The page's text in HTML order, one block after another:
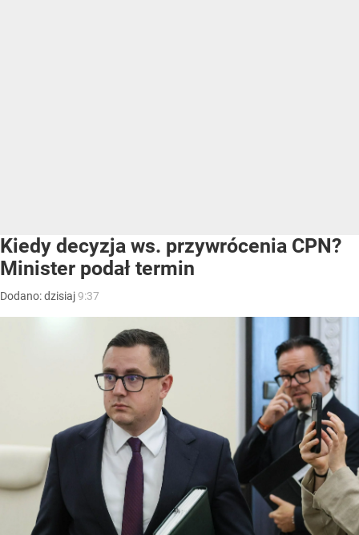
Kiedy decyzja ws. przywrócenia CPN?
Minister podał termin
Dodano:dzisiaj9:37